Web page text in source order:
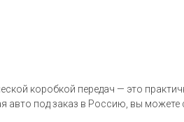
коробкой передач — это
авто под заказ в Россию, вы